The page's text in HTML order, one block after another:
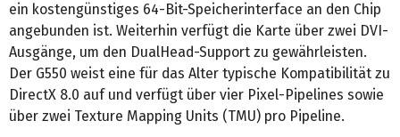
ein kostengünstiges 64-Bit-Speicherinterface an den Chip
angebunden ist. Weiterhin verfügt die Karte über zwei DVI-
Ausgänge, um den DualHead-Support zu gewährleisten.
Der G550 weist eine für das Alter typische Kompatibilität zu
DirectX 8.0 auf und verfügt über vier Pixel-Pipelines sowie
über zwei Texture Mapping Units (TMU) pro Pipeline.